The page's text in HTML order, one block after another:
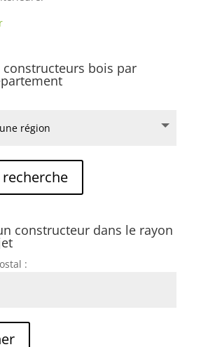
constructeurs bois par
constructeur dans le rayon
: